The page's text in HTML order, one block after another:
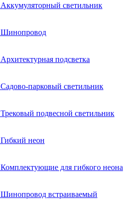
Аккумуляторный светильник
Шинопровод
Архитектурная подсветка
Садово-парковый светильник
Трековый подвесной светильник
Гибкий неон
Комплектующие для гибкого неона
Шинопровод встраиваемый